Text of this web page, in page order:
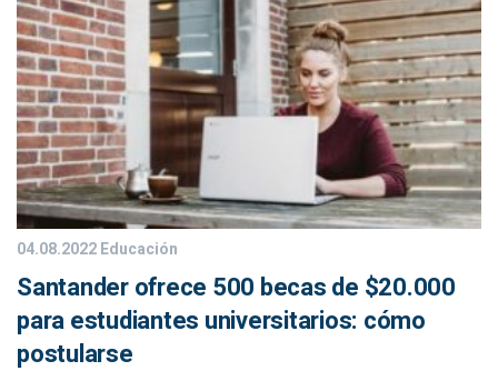
04.08.2022Educación
Santander ofrece 500 becas de $20.000
para estudiantes universitarios: cómo
postularse